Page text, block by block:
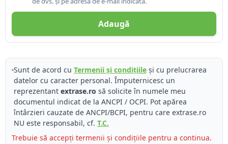
Adaugă
Sunt de acord cu Termenii și condițiileși cu prelucrarea
datelor cu caracter personal. Împuternicesc un
reprezentant extrase.ro să solicite în numele meu
documentul indicat de la ANCPI / OCPI. Pot apărea
întârzieri cauzate de ANCPI/BCPI, pentru care extrase.ro
NU este responsabil, cf. T.C.
Trebuie să accepți termenii și condițiile pentru a continua.